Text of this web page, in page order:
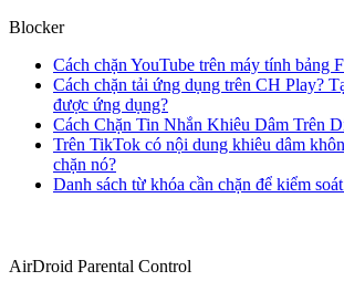
Blocker
Cách chặn YouTube trên máy tính bảng
Cách chặn tải ứng dụng trên CH Play?
được ứng dụng?
Cách Chặn Tin Nhắn Khiêu Dâm Trên
Trên TikTok có nội dung khiêu dâm
chặn nó?
Danh sách từ khóa cần chặn để kiểm
AirDroid Parental Control